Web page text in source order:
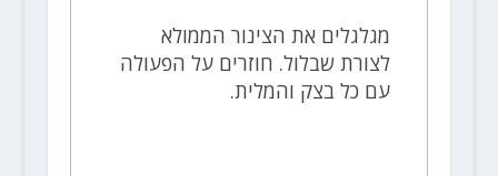
מגלגלים את הצינור הממולא
לצורת שבלול. חוזרים על הפעולה
עם כל בצק והמלית.